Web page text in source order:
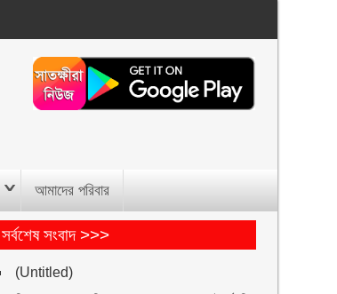
আমাদের পরিবার
সর্বশেষ সংবাদ >>>
(Untitled)